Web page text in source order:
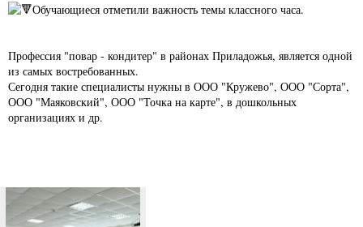
Обучающиеся отметили важность темы классного часа.
Профессия "повар - кондитер" в районах Приладожья, является одной
из самых востребованных.
Сегодня такие специалисты нужны в ООО "Кружево", ООО "Сорта",
ООО "Маяковский", ООО "Точка на карте", в дошкольных
организациях и др.